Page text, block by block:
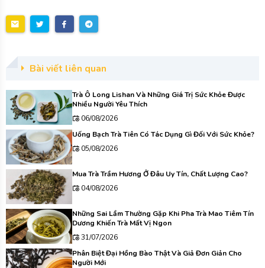
Bài viết liên quan
Trà Ô Long Lishan Và Những Giá Trị Sức Khỏe Được
Nhiều Người Yêu Thích
06/08/2026
Uống Bạch Trà Tiên Có Tác Dụng Gì Đối Với Sức Khỏe?
05/08/2026
Mua Trà Trầm Hương Ở Đâu Uy Tín, Chất Lượng Cao?
04/08/2026
Những Sai Lầm Thường Gặp Khi Pha Trà Mao Tiêm Tín
Dương Khiến Trà Mất Vị Ngon
31/07/2026
Phân Biệt Đại Hồng Bào Thật Và Giả Đơn Giản Cho
Người Mới